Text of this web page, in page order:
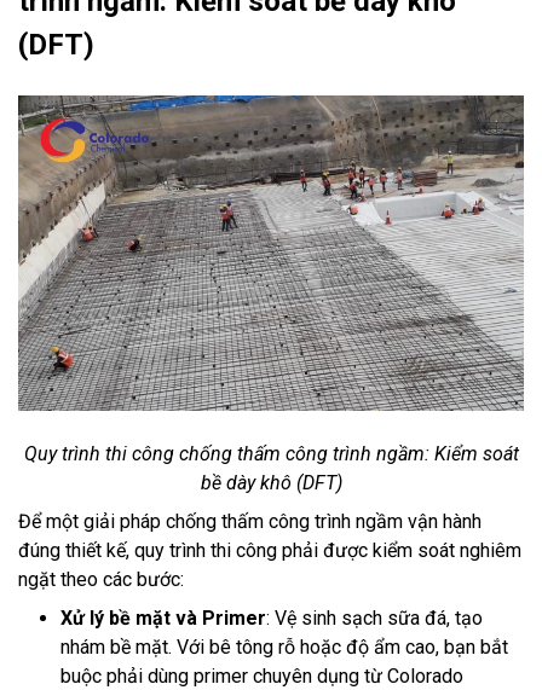
(DFT)
Quy trình thi công chống thấm công trình ngầm: Kiểm soát
bề dày khô (DFT)
Để một giải pháp chống thấm công trình ngầm vận hành
đúng thiết kế, quy trình thi công phải được kiểm soát nghiêm
ngặt theo các bước:
Xử lý bề mặt và Primer: Vệ sinh sạch sữa đá, tạo
nhám bề mặt. Với bê tông rỗ hoặc độ ẩm cao, bạn bắt
buộc phải dùng primer chuyên dụng từ Colorado